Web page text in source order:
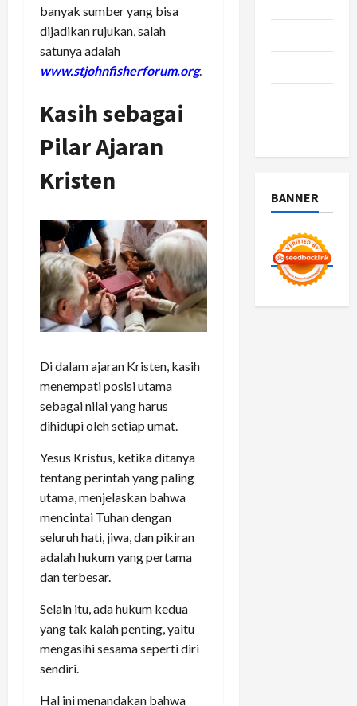
banyak sumber yang bisa
dijadikan rujukan, salah
satunya adalah
www.stjohnfisherforum.org.
Kasih sebagai
Pilar Ajaran
Kristen
Di dalam ajaran Kristen, kasih
menempati posisi utama
sebagai nilai yang harus
dihidupi oleh setiap umat.
Yesus Kristus, ketika ditanya
tentang perintah yang paling
utama, menjelaskan bahwa
mencintai Tuhan dengan
seluruh hati, jiwa, dan pikiran
adalah hukum yang pertama
dan terbesar.
Selain itu, ada hukum kedua
yang tak kalah penting, yaitu
mengasihi sesama seperti diri
sendiri.
Hal ini menandakan bahwa
BANNER